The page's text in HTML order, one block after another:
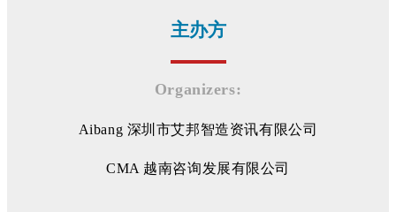
主办方
Organizers:
Aibang 深圳市艾邦智造资讯有限公司
CMA 越南咨询发展有限公司